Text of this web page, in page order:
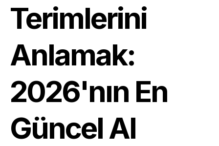
Terimlerini
Anlamak:
2026'nın En
Güncel AI